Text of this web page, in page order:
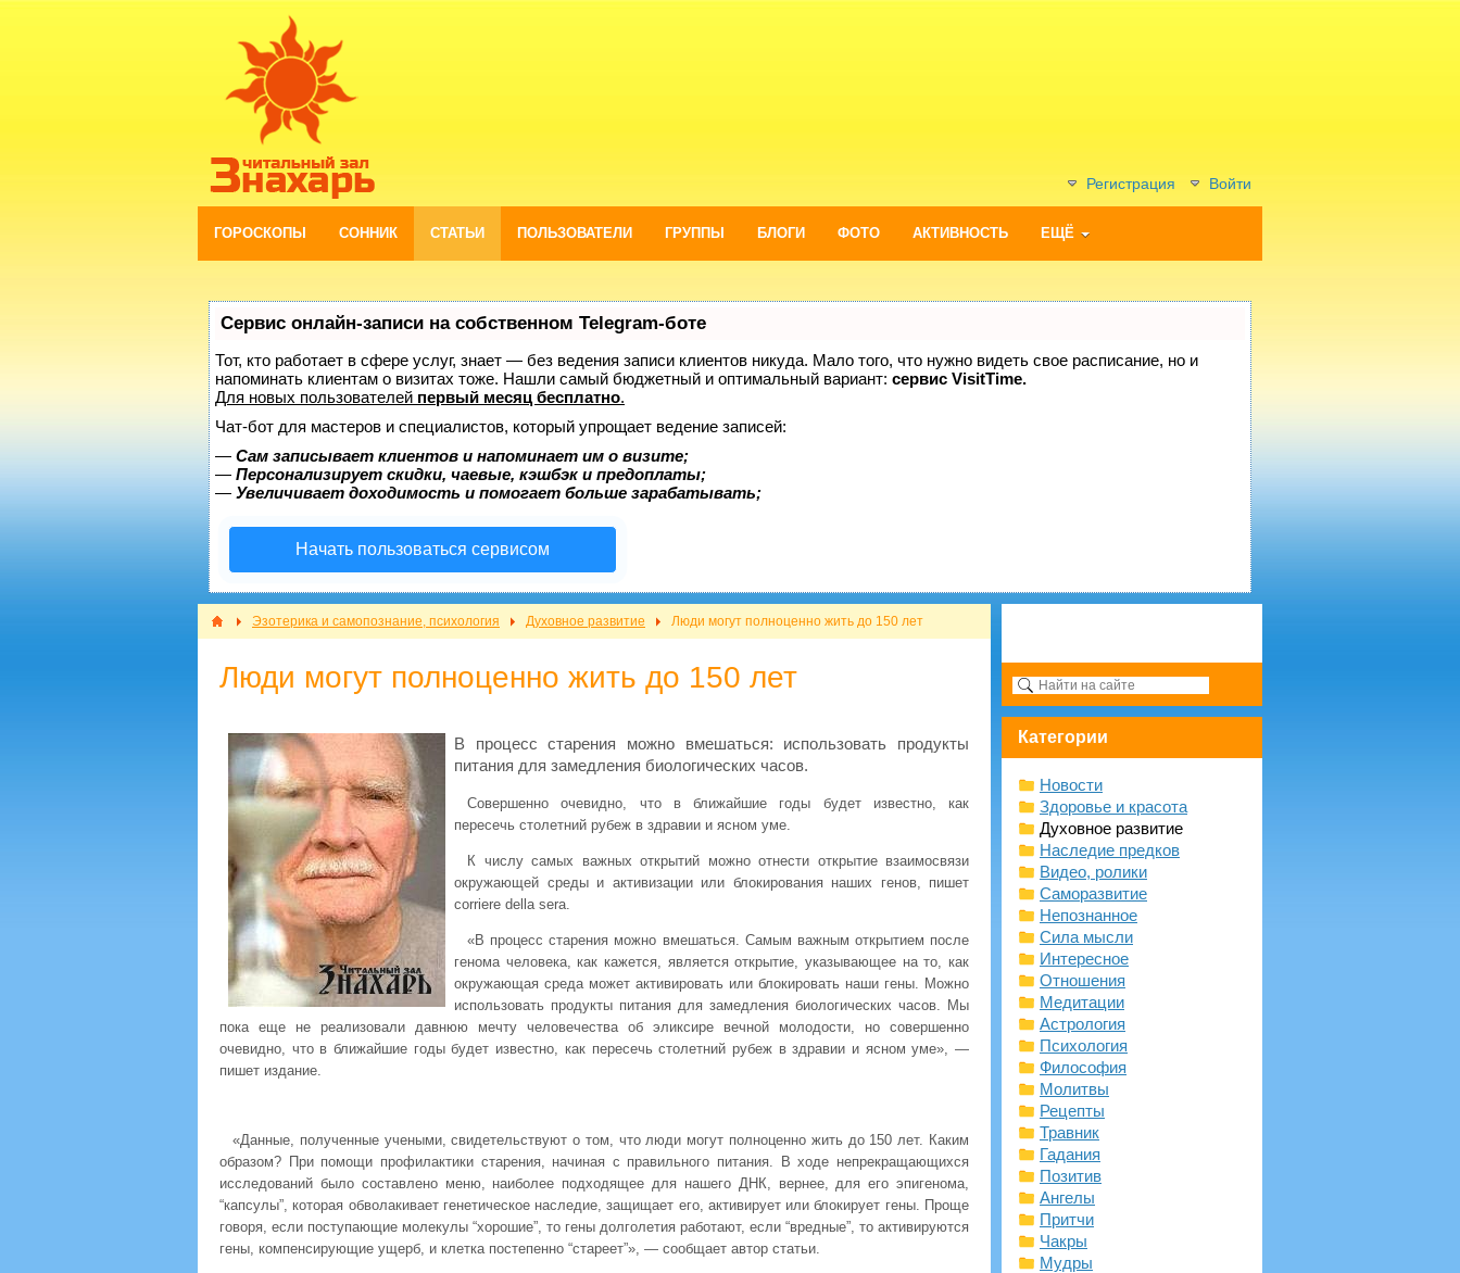
Регистрация Войти
ГОРОСКОПЫ СОННИК СТАТЬИ ПОЛЬЗОВАТЕЛИ ГРУППЫ БЛОГИ ФОТО АКТИВНОСТЬ ЕЩЁ
Сервис онлайн-записи на собственном Telegram-боте
Тот, кто работает в сфере услуг, знает — без ведения записи клиентов никуда. Мало того, что нужно видеть свое расписание, но и
напоминать клиентам о визитах тоже. Нашли самый бюджетный и оптимальный вариант: сервис VisitTime.
Для новых пользователей первый месяц бесплатно.
Чат-бот для мастеров и специалистов, который упрощает ведение записей:
— Сам записывает клиентов и напоминает им о визите;
— Персонализирует скидки, чаевые, кэшбэк и предоплаты;
— Увеличивает доходимость и помогает больше зарабатывать;
Начать пользоваться сервисом
Эзотерика и самопознание, психология Духовное развитие Люди могут полноценно жить до 150 лет
Люди могут полноценно жить до 150 лет
В процесс старения можно вмешаться: использовать продукты
питания для замедления биологических часов.
Совершенно очевидно, что в ближайшие годы будет известно, как
пересечь столетний рубеж в здравии и ясном уме.
К числу самых важных открытий можно отнести открытие взаимосвязи
окружающей среды и активизации или блокирования наших генов, пишет
corriere della sera.
«В процесс старения можно вмешаться. Самым важным открытием после
генома человека, как кажется, является открытие, указывающее на то, как
окружающая среда может активировать или блокировать наши гены. Можно
использовать продукты питания для замедления биологических часов. Мы
пока еще не реализовали давнюю мечту человечества об эликсире вечной молодости, но совершенно
очевидно, что в ближайшие годы будет известно, как пересечь столетний рубеж в здравии и ясном уме», —
пишет издание.
«Данные, полученные учеными, свидетельствуют о том, что люди могут полноценно жить до 150 лет. Каким
образом? При помощи профилактики старения, начиная с правильного питания. В ходе непрекращающихся
исследований было составлено меню, наиболее подходящее для нашего ДНК, вернее, для его эпигенома,
“капсулы”, которая обволакивает генетическое наследие, защищает его, активирует или блокирует гены. Проще
говоря, если поступающие молекулы “хорошие”, то гены долголетия работают, если “вредные”, то активируются
гены, компенсирующие ущерб, и клетка постепенно “стареет”», — сообщает автор статьи.
Категории
Новости
Здоровье и красота
Духовное развитие
Наследие предков
Видео, ролики
Саморазвитие
Непознанное
Сила мысли
Интересное
Отношения
Медитации
Астрология
Психология
Философия
Молитвы
Рецепты
Травник
Гадания
Позитив
Ангелы
Притчи
Чакры
Мудры